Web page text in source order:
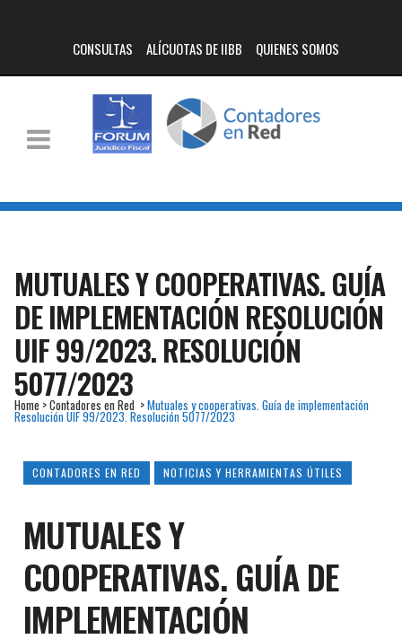
CONSULTAS ALÍCUOTAS DE IIBB QUIENES SOMOS
MUTUALES Y COOPERATIVAS. GUÍA
DE IMPLEMENTACIÓN RESOLUCIÓN
UIF 99/2023. RESOLUCIÓN
5077/2023
Home >Contadores en Red >Mutuales y cooperativas. Guía de implementación
Resolución UIF 99/2023. Resolución 5077/2023
CONTADORES EN RED NOTICIAS Y HERRAMIENTAS ÚTILES
MUTUALES Y
COOPERATIVAS. GUÍA DE
IMPLEMENTACIÓN